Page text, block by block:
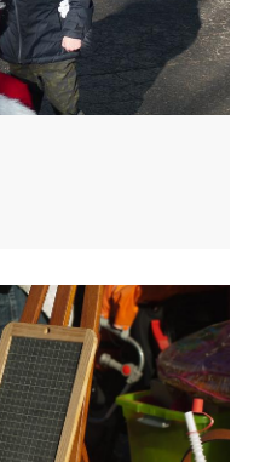
vide-grenier à